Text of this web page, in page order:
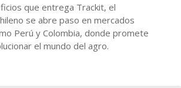
que entrega Trackit, el
se abre paso en mercados
Perú y Colombia, donde promete
el mundo del agro.